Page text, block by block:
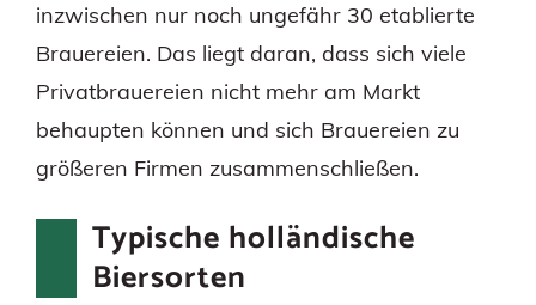
inzwischen nur noch ungefähr 30 etablierte
Brauereien. Das liegt daran, dass sich viele
Privatbrauereien nicht mehr am Markt
behaupten können und sich Brauereien zu
größeren Firmen zusammenschließen.
Typische holländische
Biersorten